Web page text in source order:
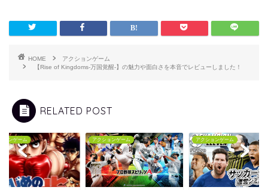
HOME
アクションゲーム
【Rise of Kingdoms‐万国覚醒‐】の魅力や面白さを本音でレビューしました！
RELATED POST
ョンゲーム アクションゲーム RPG